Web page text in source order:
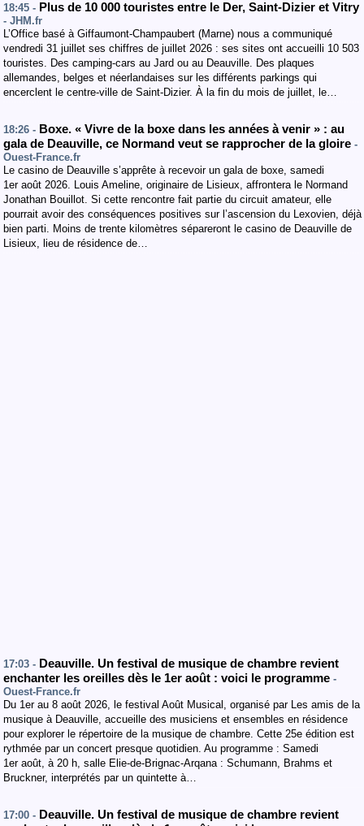
18:45 - Plus de 10 000 touristes entre le Der, Saint-Dizier et Vitry
- JHM.fr
L’Office basé à Giffaumont-Champaubert (Marne) nous a communiqué
vendredi 31 juillet ses chiffres de juillet 2026 : ses sites ont accueilli 10 503
touristes. Des camping-cars au Jard ou au Deauville. Des plaques
allemandes, belges et néerlandaises sur les différents parkings qui
encerclent le centre-ville de Saint-Dizier. À la fin du mois de juillet, le…
18:26 - Boxe. « Vivre de la boxe dans les années à venir » : au
gala de Deauville, ce Normand veut se rapprocher de la gloire -
Ouest-France.fr
Le casino de Deauville s’apprête à recevoir un gala de boxe, samedi
1er août 2026. Louis Ameline, originaire de Lisieux, affrontera le Normand
Jonathan Bouillot. Si cette rencontre fait partie du circuit amateur, elle
pourrait avoir des conséquences positives sur l’ascension du Lexovien, déjà
bien parti. Moins de trente kilomètres sépareront le casino de Deauville de
Lisieux, lieu de résidence de…
17:03 - Deauville. Un festival de musique de chambre revient
enchanter les oreilles dès le 1er août : voici le programme -
Ouest-France.fr
Du 1er au 8 août 2026, le festival Août Musical, organisé par Les amis de la
musique à Deauville, accueille des musiciens et ensembles en résidence
pour explorer le répertoire de la musique de chambre. Cette 25e édition est
rythmée par un concert presque quotidien. Au programme : Samedi
1er août, à 20 h, salle Elie-de-Brignac-Arqana : Schumann, Brahms et
Bruckner, interprétés par un quintette à…
17:00 - Deauville. Un festival de musique de chambre revient